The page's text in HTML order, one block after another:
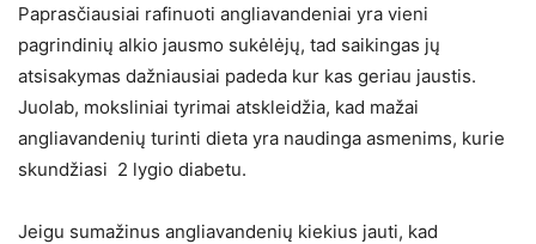
Paprasčiausiai rafinuoti angliavandeniai yra vieni
pagrindinių alkio jausmo sukėlėjų, tad saikingas jų
atsisakymas dažniausiai padeda kur kas geriau jaustis.
Juolab, moksliniai tyrimai atskleidžia, kad mažai
angliavandenių turinti dieta yra naudinga asmenims, kurie
skundžiasi 2 lygio diabetu.
Jeigu sumažinus angliavandenių kiekius jauti, kad